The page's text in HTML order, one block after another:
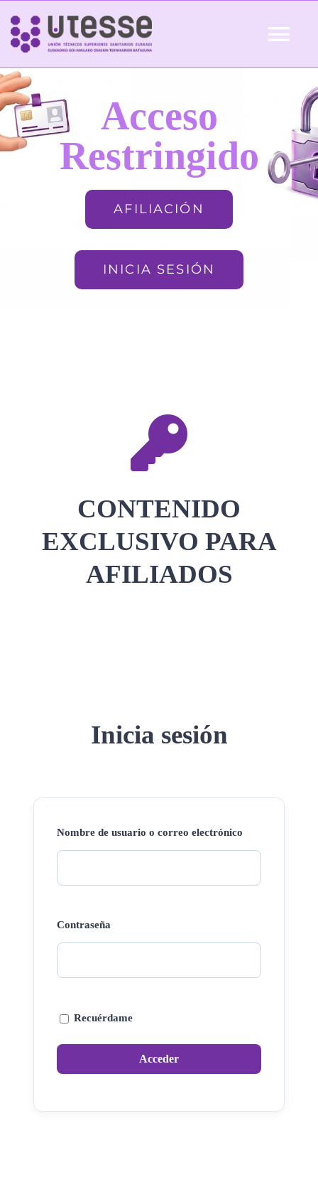
Skip
content
Inicio
QUIÉNES SOMOS Acceso
Restringido
AFILIACIÓN
INICIA SESIÓN
CONTENIDO
EXCLUSIVO PARA
AFILIADOS
Inicia sesión
Nombre de usuario o correo electrónico
Contraseña
Recuérdame